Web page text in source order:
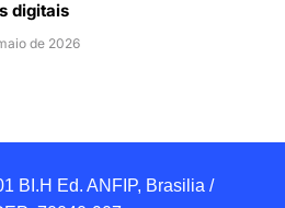
digitais
de 2026
BI.H Ed. ANFIP, Brasilia /